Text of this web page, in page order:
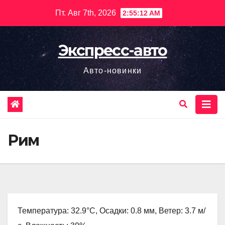
содержимому
Пт. Авг 7th, 2026 2:55:13 AM
Экспресс-авто
Авто-новинки
Рим
Температура: 32.9°C, Осадки: 0.8 мм, Ветер: 3.7 м/